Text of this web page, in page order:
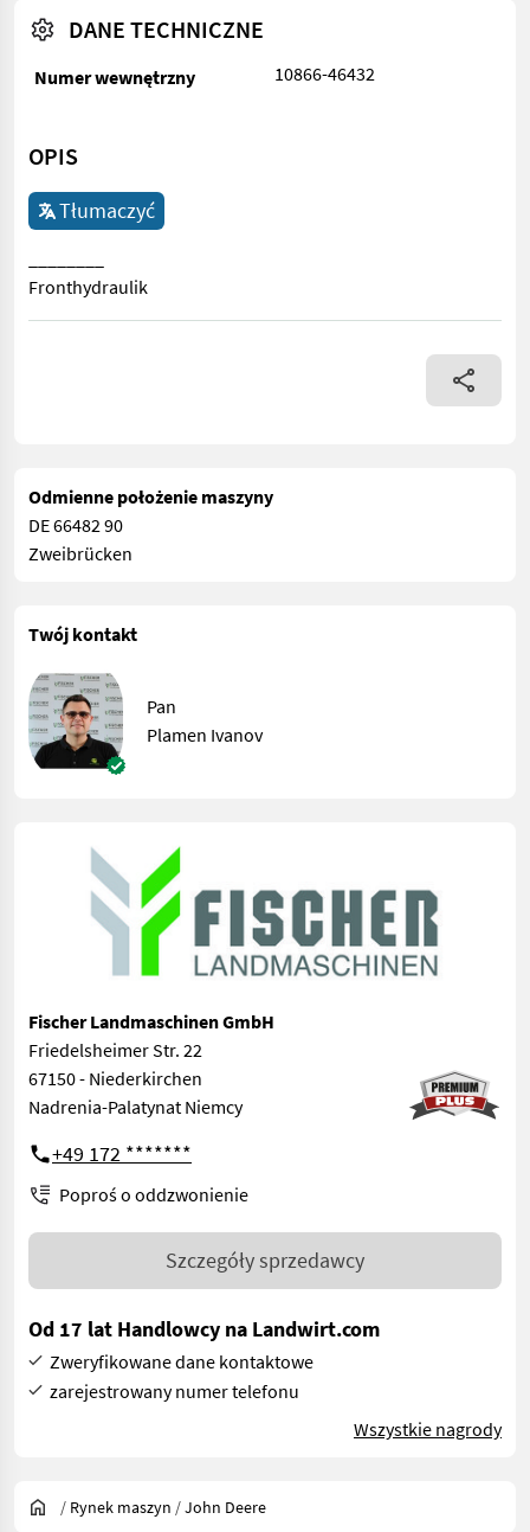
DANE TECHNICZNE
Numer wewnętrzny 10866-46432
OPIS
Tłumaczyć
Fronthydraulik
________ Fronthydraulik
Odmienne położenie maszyny
DE 66482 90
Zweibrücken
Twój kontakt
Pan
Plamen Ivanov
Fischer Landmaschinen GmbH
Friedelsheimer Str. 22
67150 - Niederkirchen
Nadrenia-Palatynat Niemcy
+49 172 *******
Poproś o oddzwonienie
Szczegóły sprzedawcy
Od 17 lat Handlowcy na Landwirt.com
Zweryfikowane dane kontaktowe
zarejestrowany numer telefonu
Wszystkie nagrody
/ Rynek maszyn /John Deere